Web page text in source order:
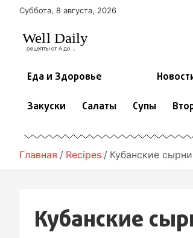
Суббота, 8 августа, 2026
Еда и Здоровье
Закуски Салаты Супы
Главная Recipes Кубанские
Кубанские